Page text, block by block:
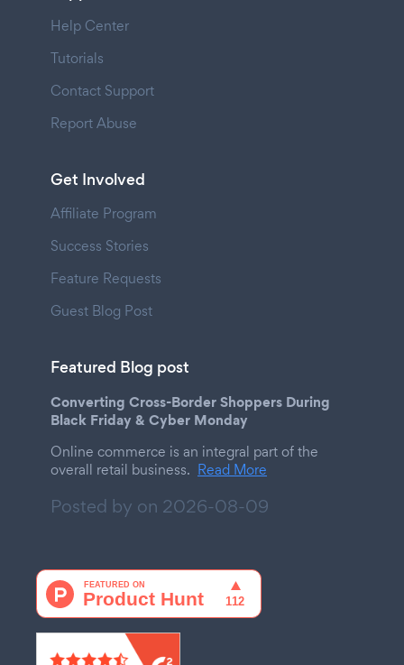
Help Center
Tutorials
Contact Support
Report Abuse
Get Involved
Affiliate Program
Success Stories
Feature Requests
Guest Blog Post
Featured Blog post
Converting Cross-Border Shoppers During
Black Friday & Cyber Monday
Online commerce is an integral part of the
overall retail business. Read More
Posted by on 2026-08-09